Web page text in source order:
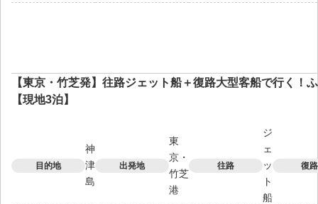
【東京・竹芝発】往路ジェット船＋復路大型客船で行く！
【現地3泊】
目的地
神
津
島
出発地
東
京・
竹芝
港
往路
ジ
ェ
ッ
ト
船
復路